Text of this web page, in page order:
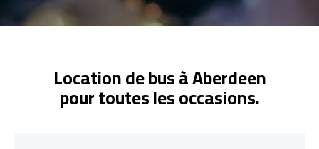
Location de bus à Aberdeen
pour toutes les occasions.